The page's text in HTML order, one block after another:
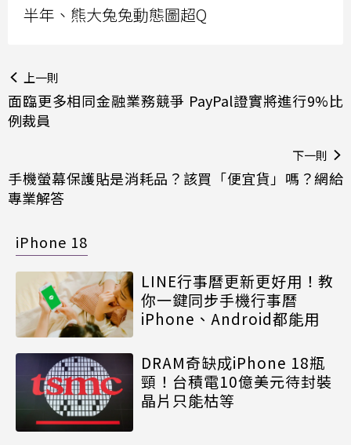
半年、熊大兔兔動態圖超Q
上一則
面臨更多相同金融業務競爭 PayPal證實將進行9%比
例裁員
下一則
手機螢幕保護貼是消耗品？該買「便宜貨」嗎？網給
專業解答
iPhone 18
LINE行事曆更新更好用！教
你一鍵同步手機行事曆
iPhone、Android都能用
DRAM奇缺成iPhone 18瓶
頸！台積電10億美元待封裝
晶片只能枯等